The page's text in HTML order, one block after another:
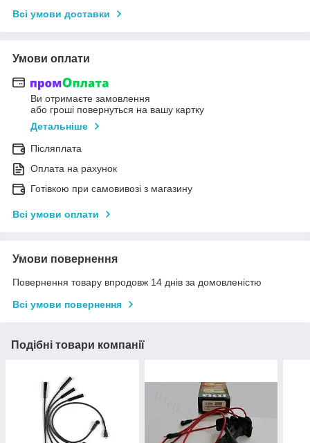
Всі умови доставки
Умови оплати
Ви отримаєте замовлення
або гроші повернуться на вашу картку
Детальніше
Післяплата
Оплата на рахунок
Готівкою при самовивозі з магазину
Всі умови оплати
Умови повернення
Повернення товару впродовж 14 днів за домовленістю
Всі умови повернення
Подібні товари компанії